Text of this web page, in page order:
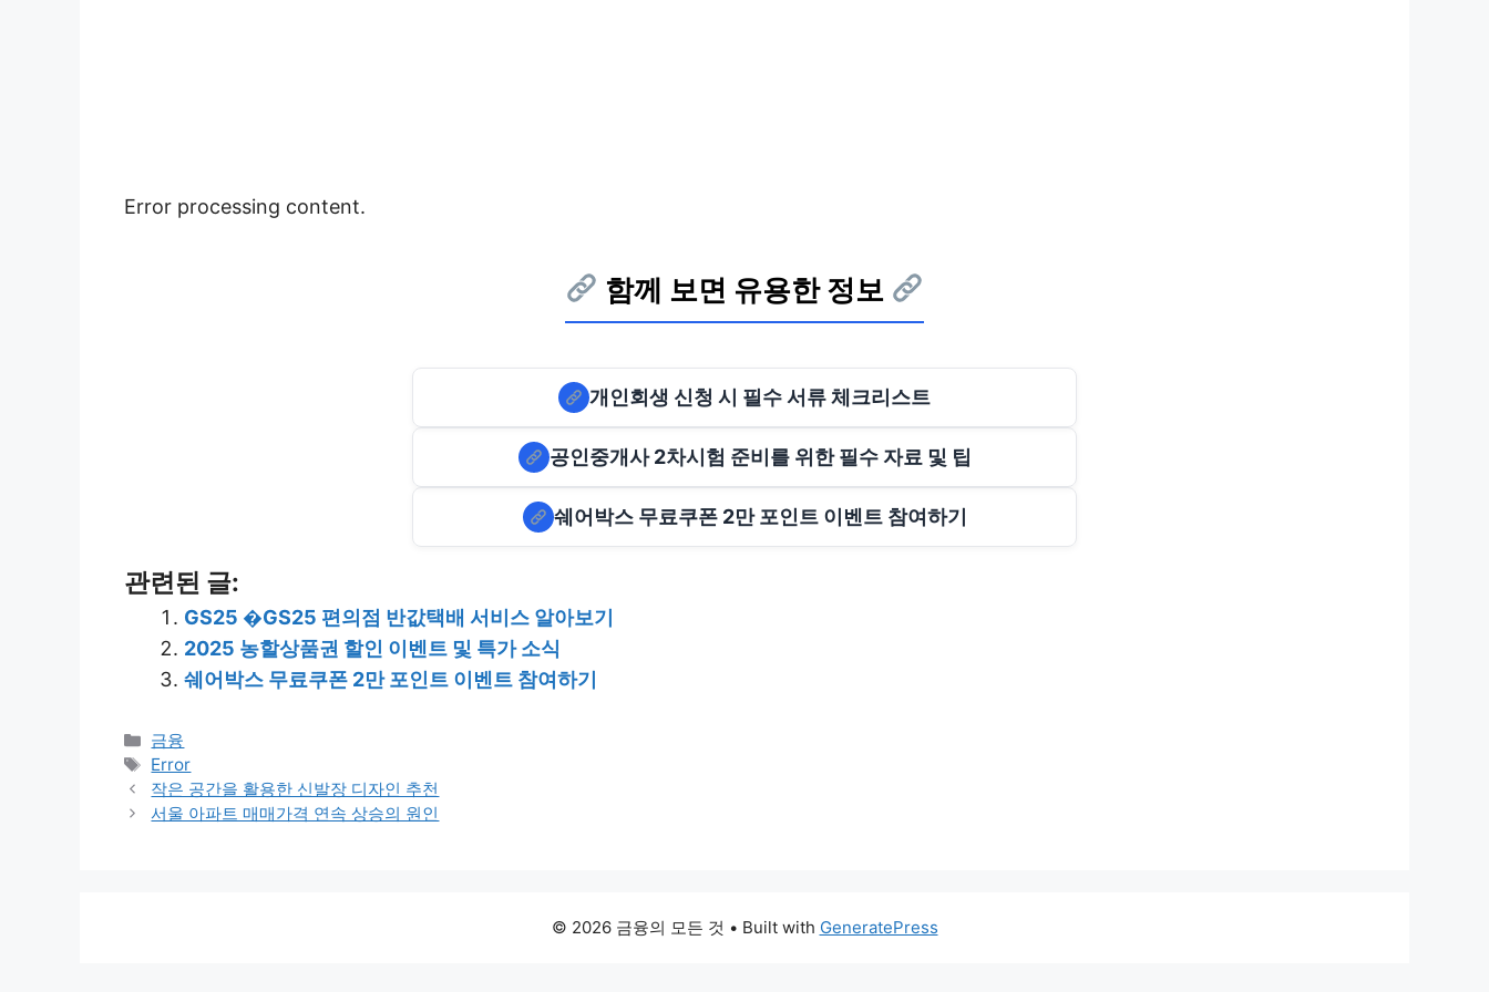
Error processing content.
함께 보면 유용한 정보
개인회생 신청 시 필수 서류 체크리스트
공인중개사 2차시험 준비를 위한 필수 자료 및 팁
쉐어박스 무료쿠폰 2만 포인트 이벤트 참여하기
관련된 글:
GS25 �GS25 편의점 반값택배 서비스 알아보기
2025 농할상품권 할인 이벤트 및 특가 소식
쉐어박스 무료쿠폰 2만 포인트 이벤트 참여하기
Categories
금융
Tags
Error
작은 공간을 활용한 신발장 디자인 추천
서울 아파트 매매가격 연속 상승의 원인
© 2026 금융의 모든 것 • Built with GeneratePress